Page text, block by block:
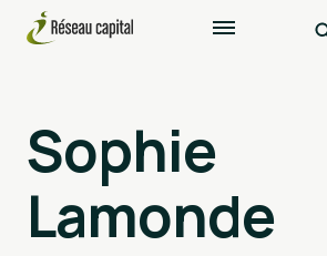
Sophie
Lamonde